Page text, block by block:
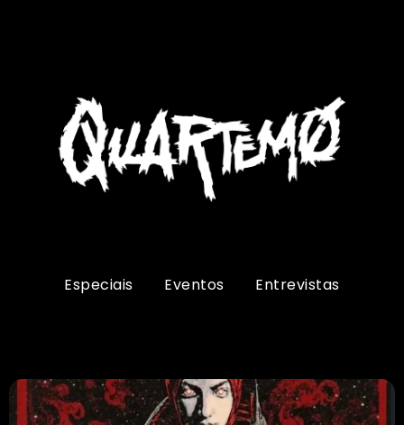
Especiais Eventos Entrevistas